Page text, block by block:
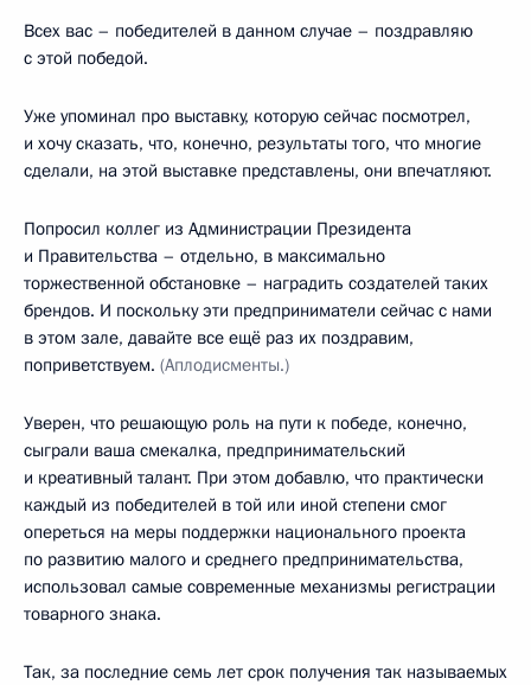
Всех вас – победителей в данном случае – поздравляю
с этой победой.
Уже упоминал про выставку, которую сейчас посмотрел,
и хочу сказать, что, конечно, результаты того, что многие
сделали, на этой выставке представлены, они впечатляют.
Попросил коллег из Администрации Президента
и Правительства – отдельно, в максимально
торжественной обстановке – наградить создателей таких
брендов. И поскольку эти предприниматели сейчас с нами
в этом зале, давайте все ещё раз их поздравим,
поприветствуем. (Аплодисменты.)
Уверен, что решающую роль на пути к победе, конечно,
сыграли ваша смекалка, предпринимательский
и креативный талант. При этом добавлю, что практически
каждый из победителей в той или иной степени смог
опереться на меры поддержки национального проекта
по развитию малого и среднего предпринимательства,
использовал самые современные механизмы регистрации
товарного знака.
Так, за последние семь лет срок получения так называемых